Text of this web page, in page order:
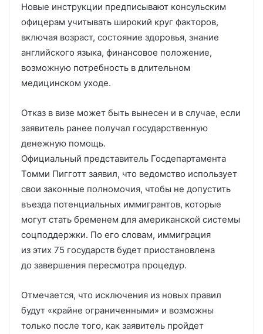
Новые инструкции предписывают консульским
офицерам учитывать широкий круг факторов,
включая возраст, состояние здоровья, знание
английского языка, финансовое положение,
возможную потребность в длительном
медицинском уходе.
Отказ в визе может быть вынесен и в случае, если
заявитель ранее получал государственную
денежную помощь.
Официальный представитель Госдепартамента
Томми Пигготт заявил, что ведомство использует
свои законные полномочия, чтобы не допустить
въезда потенциальных иммигрантов, которые
могут стать бременем для американской системы
соцподдержки. По его словам, иммиграция
из этих 75 государств будет приостановлена
до завершения пересмотра процедур.
Отмечается, что исключения из новых правил
будут «крайне ограниченными» и возможны
только после того, как заявитель пройдет